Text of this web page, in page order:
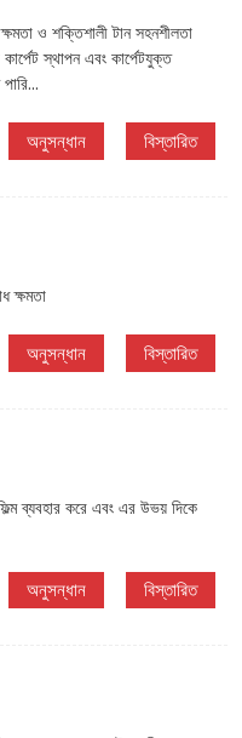
ও শক্তিশালী টান সহনশীলতা
স্থাপন এবং কার্পেটযুক্ত
অনুসন্ধান বিস্তারিত
ক্ষমতা
অনুসন্ধান বিস্তারিত
ব্যবহার করে এবং এর উভয় দিকে
অনুসন্ধান বিস্তারিত